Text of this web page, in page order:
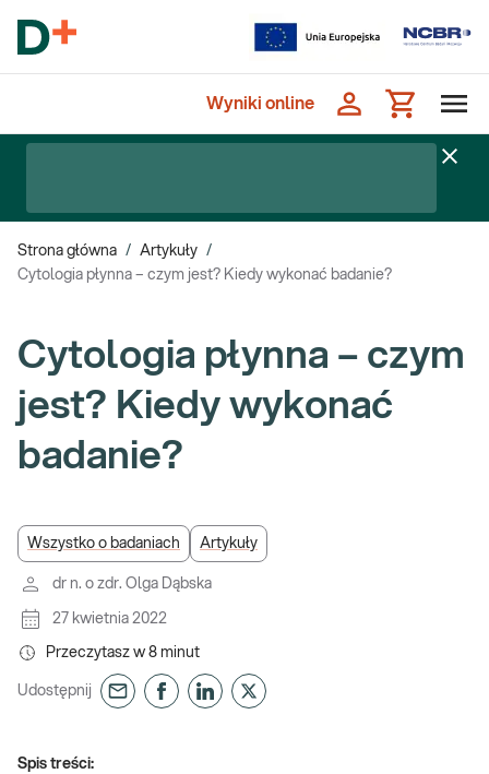
Wyniki online
Strona główna / Artykuły /
Cytologia płynna – czym jest? Kiedy wykonać badanie?
Cytologia płynna – czym
jest? Kiedy wykonać
badanie?
Wszystko o badaniach Artykuły
dr n. o zdr. Olga Dąbska
27 kwietnia 2022
Przeczytasz w 8 minut
Udostępnij
Spis treści: